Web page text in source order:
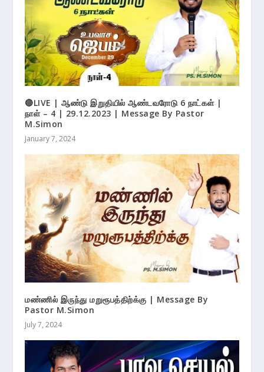
🔴LIVE | ஆண்டு இறுதியில் ஆண்டவரோடு 6 நாட்கள் |
நாள் – 4 | 29.12.2023 | Message By Pastor
M.Simon
January 7, 2024
மண்ணில் இருந்து மறுரூபத்திற்க்கு | Message By
Pastor M.Simon
July 7, 2024